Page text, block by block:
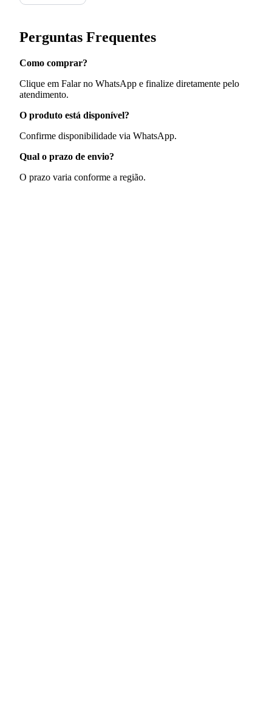
Perguntas Frequentes
Como comprar?
Clique em Falar no WhatsApp e finalize diretamente pelo
atendimento.
O produto está disponível?
Confirme disponibilidade via WhatsApp.
Qual o prazo de envio?
O prazo varia conforme a região.